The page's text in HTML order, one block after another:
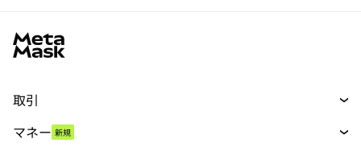
取引
マネー 新規